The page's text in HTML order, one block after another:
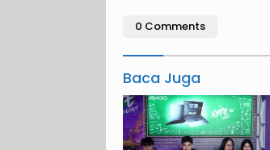
0 Comments
Baca Juga